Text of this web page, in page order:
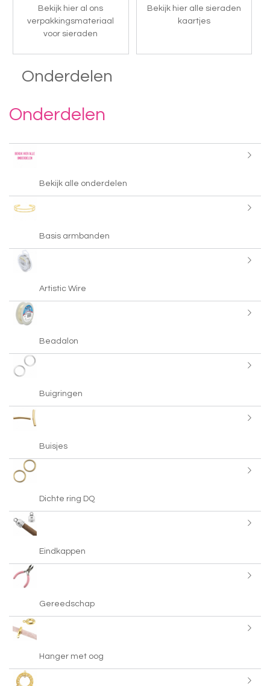
Bekijk hier al ons
verpakkingsmateriaal
voor sieraden
Bekijk hier alle sieraden
kaartjes
Onderdelen
Onderdelen
Bekijk alle onderdelen
Basis armbanden
Artistic Wire
Beadalon
Buigringen
Buisjes
Dichte ring DQ
Eindkappen
Gereedschap
Hanger met oog